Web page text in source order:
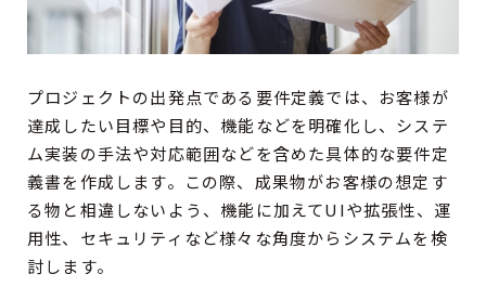
プロジェクトの出発点である要件定義では、お客様が
達成したい目標や目的、機能などを明確化し、システ
ム実装の手法や対応範囲などを含めた具体的な要件定
義書を作成します。この際、成果物がお客様の想定す
る物と相違しないよう、機能に加えてUIや拡張性、運
用性、セキュリティなど様々な角度からシステムを検
討します。